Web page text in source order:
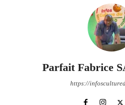
Parfait Fabrice
https://